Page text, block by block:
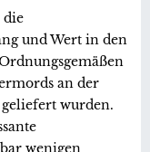
die
und Wert in den
an der
wurden.
wenigen